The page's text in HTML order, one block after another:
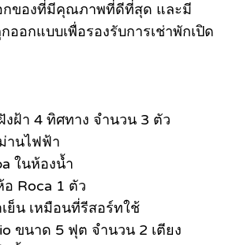
อกของที่มีคุณภาพที่ดีที่สุด และมี
อกแบบเพื่อรองรับการเช่าพักเปิด
ฝ้า 4 ทิศทาง จำนวน 3 ตัว
านไฟฟ้า
ในห้องน้ำ
Roca 1 ตัว
ย็น เหมือนที่รีสอร์ทใช้
ขนาด 5 ฟุต จำนวน 2 เตียง